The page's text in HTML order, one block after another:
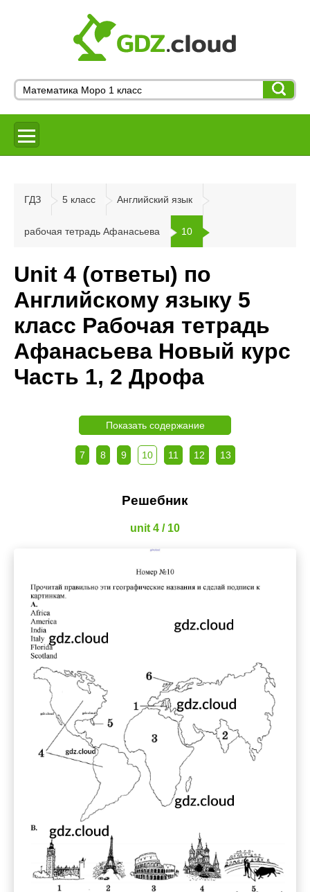
ГДЗ 5 класс Английский язык
рабочая тетрадь Афанасьева 10
Unit 4 (ответы) по
Английскому языку 5
класс Рабочая тетрадь
Афанасьева Новый курс
Часть 1, 2 Дрофа
Показать содержание
7 8 9 10 11 12 13
Решебник
unit 4 / 10